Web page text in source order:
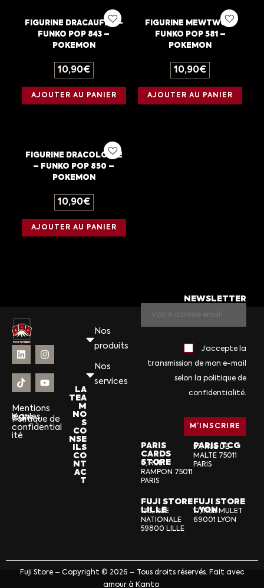
FIGURINE DRACAUFEU –
FUNKO POP 843 –
POKEMON
10,90€
AJOUTER AU PANIER
FIGURINE MEWTWO –
FUNKO POP 581 –
POKEMON
10,90€
AJOUTER AU PANIER
FIGURINE DRACOLOSSE
– FUNKO POP 850 –
POKEMON
10,90€
AJOUTER AU PANIER
Mentions
légales
CGV
Politique de
confidential
ité
Nos
produits
Nos
services
LA
TEA
M
NO
S
CO
NSE
ILS
CO
NT
AC
T
NEWSLETTER
J’accepte la
transmission de mon e-mail
selon la politique de
confidentialité.
PARIS
CARDS
STORE
6, RUE
RAMPON 75011
PARIS
PARIS TCG
57, RUE DE
MALTE 75011
PARIS
FUJI STORE
LILLE
136, RUE
NATIONALE
59800 LILLE
FUJI STORE
LYON
17, RUE MULET
69001 LYON
Fuji Store – Copyright © 2026 – Tous droits réservés. Fait avec
amour à Kanto.